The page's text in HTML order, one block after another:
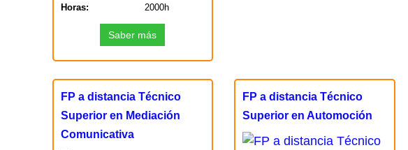
Horas:
2000h
Saber más
FP a distancia Técnico
Superior en Mediación
Comunicativa
FP a distancia Técnico
Superior en Automoción